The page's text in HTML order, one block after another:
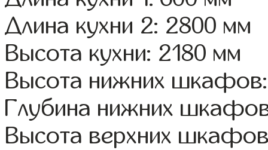
Длина кухни 2: 2800 мм
Высота кухни: 2180 мм
Высота нижних
Глубина нижних
Высота верхних